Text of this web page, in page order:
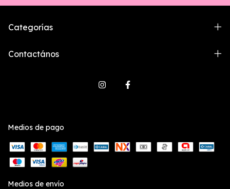
Categorías
Contactános
Medios de pago
Medios de envío